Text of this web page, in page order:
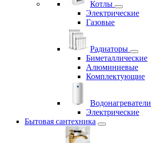
Котлы
Электрические
Газовые
Радиаторы
Биметаллические
Алюминиевые
Комплектующие
Водонагреватели
Электрические
Бытовая сантехника